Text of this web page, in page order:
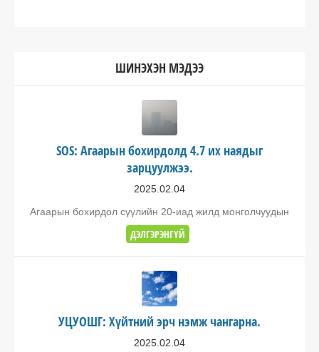
ШИНЭХЭН МЭДЭЭ
SOS: Агаарын бохирдолд 4.7 их наядыг
зарцуулжээ.
2025.02.04
Агаарын бохирдол сүүлийн 20-иад жилд монголчуудын
ДЭЛГЭРЭНГҮЙ
УЦУОШГ: Хүйтний эрч нэмж чангарна.
2025.02.04